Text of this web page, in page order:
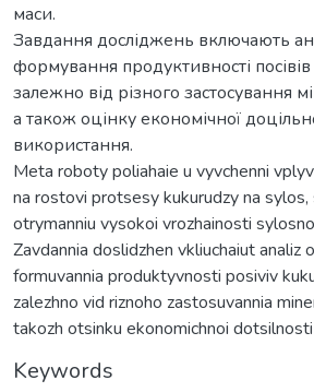
маси.
Завдання досліджень включають
формування продуктивності
залежно від різного застосування
а також оцінку економічної
використання.
Meta roboty poliahaie u vyvchenni
na rostovi protsesy kukurudzy na
otrymanniu vysokoi vrozhainosti
Zavdannia doslidzhen vkliuchaiut analiz
formuvannia produktyvnosti posiviv
zalezhno vid riznoho zastosuvannia
takozh otsinku ekonomichnoi
Keywords